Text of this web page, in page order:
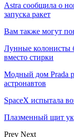
Astra сообщила о
запуска ракет
Вам также могут
Лунные колонисты
вместо стирки
Модный дом Prada
астронавтов
SpaceX испытала
Плазменный щит
Prev Next